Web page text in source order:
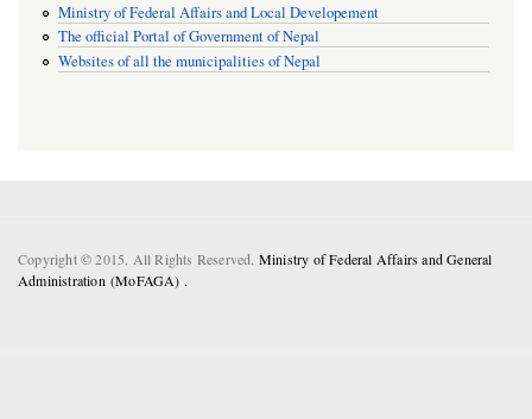
Ministry of Federal Affairs and Local Developement
The official Portal of Government of Nepal
Websites of all the municipalities of Nepal
Copyright © 2015. All Rights Reserved. Ministry of Federal Affairs and General
Administration (MoFAGA) .